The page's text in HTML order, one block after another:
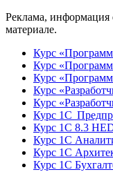
Реклама, информация
материале.
Курс
Курс
Курс
Курс
Курс
Курс 1С
Курс 1С 8.3
Курс 1С
Курс 1С
Курс 1С